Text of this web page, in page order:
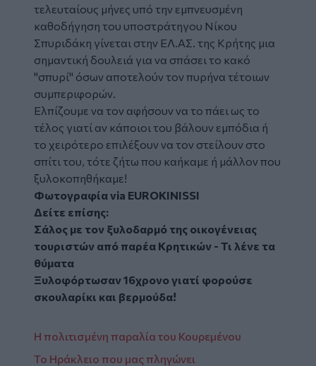
τελευταίους μήνες υπό την εμπνευσμένη
καθοδήγηση του υποστράτηγου Νίκου
Σπυριδάκη γίνεται στην ΕΛ.ΑΣ. της Κρήτης μια
σημαντική δουλειά για να σπάσει το κακό
"σπυρί" όσων αποτελούν τον πυρήνα τέτοιων
συμπεριφορών.
Ελπίζουμε να τον αφήσουν να το πάει ως το
τέλος γιατί αν κάποιοι του βάλουν εμπόδια ή
το χειρότερο επιλέξουν να τον στείλουν στο
σπίτι του, τότε ζήτω που καήκαμε ή μάλλον που
ξυλοκοπηθήκαμε!
Φωτογραφία via EUROKINISSI
Δείτε επίσης:
Σάλος με τον ξυλοδαρμό της οικογένειας
τουριστών από παρέα Κρητικών - Τι λένε τα
θύματα
Ξυλοφόρτωσαν 16χρονο γιατί φορούσε
σκουλαρίκι και βερμούδα!
Η πολιτισμένη παραλία του Κουρεμένου
Το Ηράκλειο που μας πληγώνει